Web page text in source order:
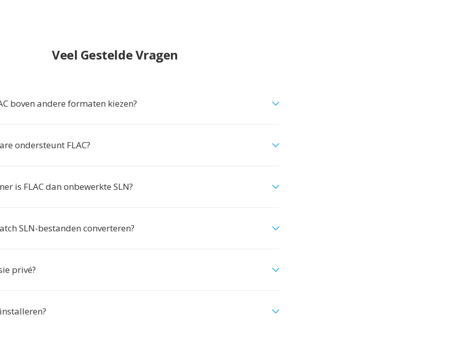
Veel Gestelde Vragen
boven andere formaten kiezen?
ondersteunt FLAC?
is FLAC dan onbewerkte SLN?
SLN-bestanden converteren?
privé?